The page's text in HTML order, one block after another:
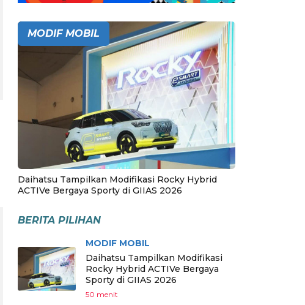
MODIF MOBIL
Daihatsu Tampilkan Modifikasi Rocky Hybrid
ACTIVe Bergaya Sporty di GIIAS 2026
BERITA PILIHAN
MODIF MOBIL
Daihatsu Tampilkan Modifikasi
Rocky Hybrid ACTIVe Bergaya
Sporty di GIIAS 2026
50 menit